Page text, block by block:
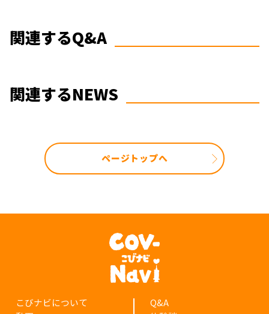
関連するQ&A
関連するNEWS
ページトップへ
こびナビについて
Q&A